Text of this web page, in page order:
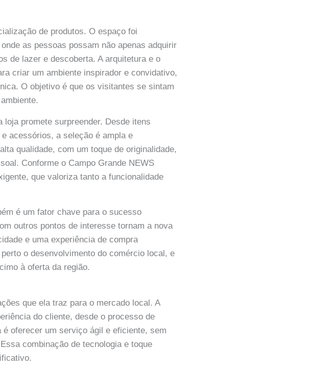
de produtos. O espaço foi
as pessoas possam não apenas adquirir
de lazer e descoberta. A arquitetura e o
criar um ambiente inspirador e convidativo,
O objetivo é que os visitantes se sintam
promete surpreender. Desde itens
acessórios, a seleção é ampla e
qualidade, com um toque de originalidade,
Conforme o Campo Grande NEWS
que valoriza tanto a funcionalidade
é um fator chave para o sucesso
outros pontos de interesse tornam a nova
e uma experiência de compra
o desenvolvimento do comércio local, e
à oferta da região.
que ela traz para o mercado local. A
do cliente, desde o processo de
oferecer um serviço ágil e eficiente, sem
combinação de tecnologia e toque